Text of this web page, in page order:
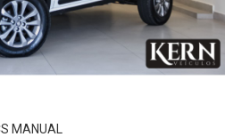
MANUAL